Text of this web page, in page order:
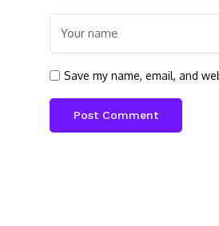
Save my name, email, and